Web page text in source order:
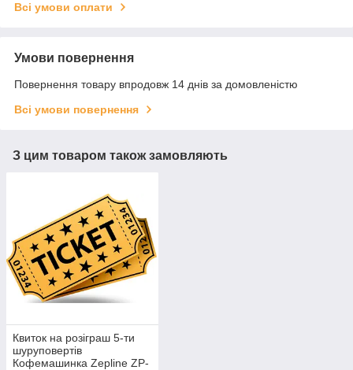
Всі умови оплати
Умови повернення
Повернення товару впродовж 14 днів за домовленістю
Всі умови повернення
З цим товаром також замовляють
Квиток на розіграш 5-ти
шуруповертів
Кофемашинка Zepline ZP-